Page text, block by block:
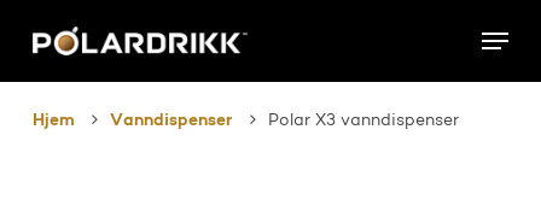
main
Menu
Hjem Vanndispenser Polar X3 vanndispenser